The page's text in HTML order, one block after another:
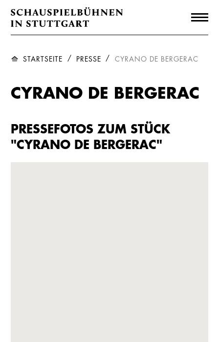
STARTSEITE PRESSE CYRANO DE BERGERAC
CYRANO DE BERGERAC
PRESSEFOTOS ZUM STÜCK
"CYRANO DE BERGERAC"